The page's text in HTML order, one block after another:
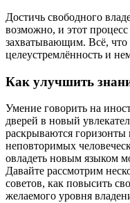
Достичь свободного
возможно, и этот
захватывающим. Всё,
целеустремлённость и
Как улучшить
Умение говорить на
дверей в новый
раскрываются
неповторимых
овладеть новым языком
Давайте рассмотрим
советов, как повысить
желаемого уровня